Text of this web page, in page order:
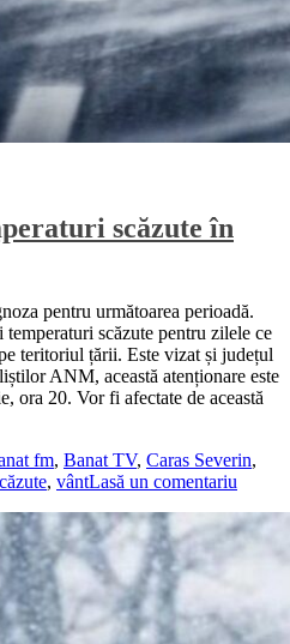
scăzute în
pentru următoarea perioadă.
scăzute pentru zilele ce
teritoriul țării. Este vizat și județul
ANM, această atenționare este
ora 20. Vor fi afectate de această
fm, Banat TV, Caras Severin,
, vântLasă un comentariu